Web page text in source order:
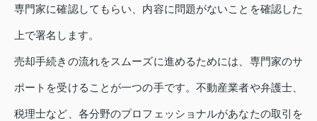
専門家に確認してもらい、内容に問題がないことを確認した
上で署名します。
売却手続きの流れをスムーズに進めるためには、専門家のサ
ポートを受けることが一つの手です。不動産業者や弁護士、
税理士など、各分野のプロフェッショナルがあなたの取引を